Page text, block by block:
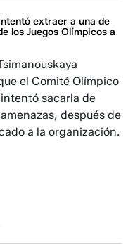
extraer a una de
los Juegos Olímpicos a
el Comité Olímpico
sacarla de
después de
a la organización.